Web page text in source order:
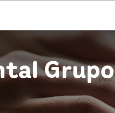
Grupo